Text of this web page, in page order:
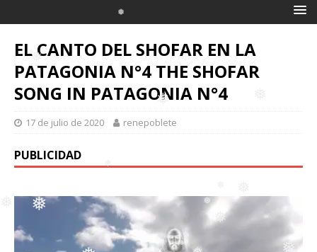
❅
❅
❅
❅
EL CANTO DEL SHOFAR EN LA
PATAGONIA N°4 THE SHOFAR
SONG IN PATAGONIA N°4
17 de julio de 2020 renepoblete
PUBLICIDAD